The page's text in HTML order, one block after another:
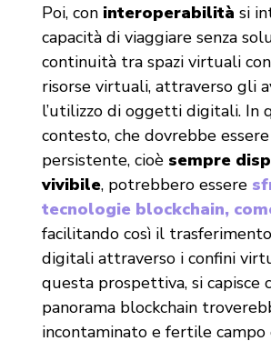
Poi, con interoperabilità si
capacità di viaggiare senza
continuità tra spazi virtuali
risorse virtuali, attraverso gli
l’utilizzo di oggetti digitali. In
contesto, che dovrebbe
persistente, cioè sempre
vivibile, potrebbero essere
tecnologie blockchain,
facilitando così il
digitali attraverso i confini
questa prospettiva, si
panorama blockchain
incontaminato e fertile campo